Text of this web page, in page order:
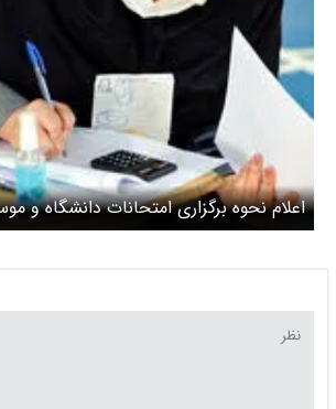
اعلام نحوه برگزاری امتحانات دانشگاه و
جزئیات